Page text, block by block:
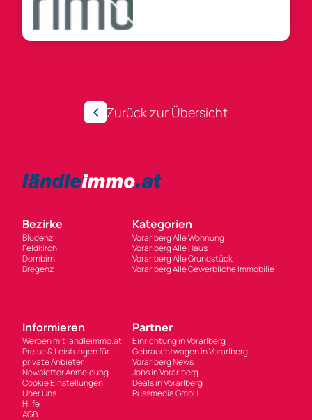
Zurück zur Übersicht
Bezirke
Bludenz
Feldkirch
Dornbirn
Bregenz
Kategorien
Vorarlberg Alle Wohnung
Vorarlberg Alle Haus
Vorarlberg Alle Grundstück
Vorarlberg Alle Gewerbliche Immobilie
Informieren
Werben mit ländleimmo.at
Preise & Leistungen für
private Anbieter
Newsletter Anmeldung
Cookie Einstellungen
Über Uns
Hilfe
AGB
Partner
Einrichtung in Vorarlberg
Gebrauchtwagen in Vorarlberg
Vorarlberg News
Jobs in Vorarlberg
Deals in Vorarlberg
Russmedia GmbH